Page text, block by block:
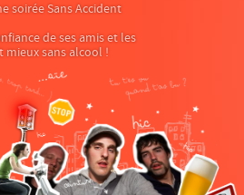
soirée Sans Accident
de ses amis et les
mieux sans alcool !